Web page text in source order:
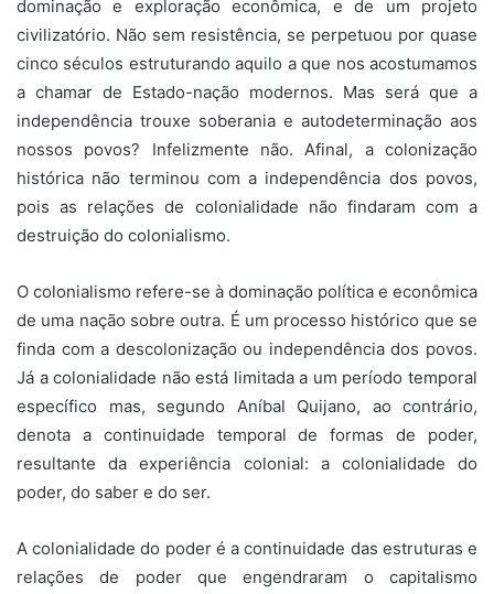
dominação e exploração econômica, e de um projeto
civilizatório. Não sem resistência, se perpetuou por quase
cinco séculos estruturando aquilo a que nos acostumamos
a chamar de Estado-nação modernos. Mas será que a
independência trouxe soberania e autodeterminação aos
nossos povos? Infelizmente não. Afinal, a colonização
histórica não terminou com a independência dos povos,
pois as relações de colonialidade não findaram com a
destruição do colonialismo.
O colonialismo refere-se à dominação política e econômica
de uma nação sobre outra. É um processo histórico que se
finda com a descolonização ou independência dos povos.
Já a colonialidade não está limitada a um período temporal
específico mas, segundo Aníbal Quijano, ao contrário,
denota a continuidade temporal de formas de poder,
resultante da experiência colonial: a colonialidade do
poder, do saber e do ser.
A colonialidade do poder é a continuidade das estruturas e
relações de poder que engendraram o capitalismo